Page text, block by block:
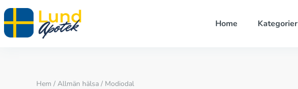
Home Kategorier
Hem / Allmän hälsa / Modiodal